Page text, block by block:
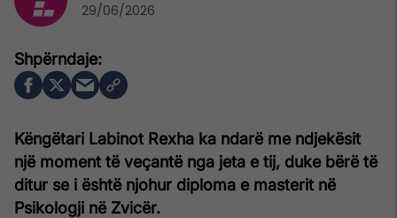
Këngëtari Labinot Rexha ka ndarë me ndjekësit
një moment të veçantë nga jeta e tij, duke bërë të
ditur se i është njohur diploma e masterit në
Psikologji në Zvicër.
29/06/2026